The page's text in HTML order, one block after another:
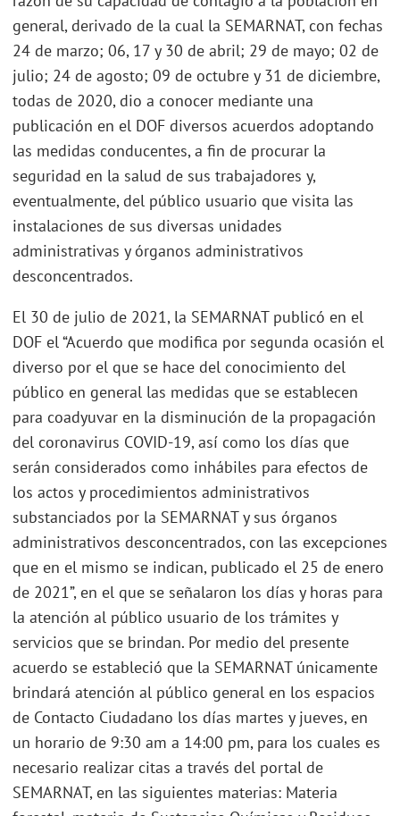
general, derivado de la cual la SEMARNAT, con fechas
24 de marzo; 06, 17 y 30 de abril; 29 de mayo; 02 de
julio; 24 de agosto; 09 de octubre y 31 de diciembre,
todas de 2020, dio a conocer mediante una
publicación en el DOF diversos acuerdos adoptando
las medidas conducentes, a fin de procurar la
seguridad en la salud de sus trabajadores y,
eventualmente, del público usuario que visita las
instalaciones de sus diversas unidades
administrativas y órganos administrativos
desconcentrados.
El 30 de julio de 2021, la SEMARNAT publicó en el
DOF el “Acuerdo que modifica por segunda ocasión el
diverso por el que se hace del conocimiento del
público en general las medidas que se establecen
para coadyuvar en la disminución de la propagación
del coronavirus COVID-19, así como los días que
serán considerados como inhábiles para efectos de
los actos y procedimientos administrativos
substanciados por la SEMARNAT y sus órganos
administrativos desconcentrados, con las excepciones
que en el mismo se indican, publicado el 25 de enero
de 2021”, en el que se señalaron los días y horas para
la atención al público usuario de los trámites y
servicios que se brindan. Por medio del presente
acuerdo se estableció que la SEMARNAT únicamente
brindará atención al público general en los espacios
de Contacto Ciudadano los días martes y jueves, en
un horario de 9:30 am a 14:00 pm, para los cuales es
necesario realizar citas a través del portal de
SEMARNAT, en las siguientes materias: Materia